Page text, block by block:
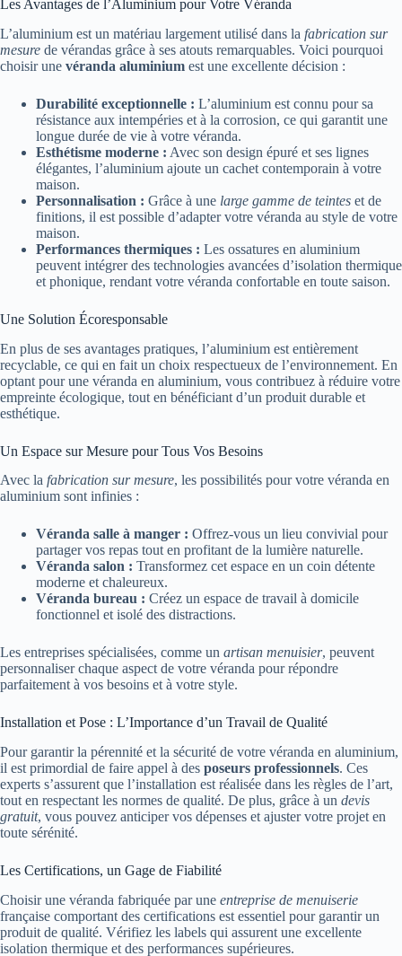
Les Avantages de l’Aluminium pour Votre Véranda
L’aluminium est un matériau largement utilisé dans la fabrication sur
mesure de vérandas grâce à ses atouts remarquables. Voici pourquoi
choisir une véranda aluminium est une excellente décision :
Durabilité exceptionnelle : L’aluminium est connu pour sa
résistance aux intempéries et à la corrosion, ce qui garantit une
longue durée de vie à votre véranda.
Esthétisme moderne : Avec son design épuré et ses lignes
élégantes, l’aluminium ajoute un cachet contemporain à votre
maison.
Personnalisation : Grâce à une large gamme de teintes et de
finitions, il est possible d’adapter votre véranda au style de votre
maison.
Performances thermiques : Les ossatures en aluminium
peuvent intégrer des technologies avancées d’isolation thermique
et phonique, rendant votre véranda confortable en toute saison.
Une Solution Écoresponsable
En plus de ses avantages pratiques, l’aluminium est entièrement
recyclable, ce qui en fait un choix respectueux de l’environnement. En
optant pour une véranda en aluminium, vous contribuez à réduire votre
empreinte écologique, tout en bénéficiant d’un produit durable et
esthétique.
Un Espace sur Mesure pour Tous Vos Besoins
Avec la fabrication sur mesure, les possibilités pour votre véranda en
aluminium sont infinies :
Véranda salle à manger : Offrez-vous un lieu convivial pour
partager vos repas tout en profitant de la lumière naturelle.
Véranda salon : Transformez cet espace en un coin détente
moderne et chaleureux.
Véranda bureau : Créez un espace de travail à domicile
fonctionnel et isolé des distractions.
Les entreprises spécialisées, comme un artisan menuisier, peuvent
personnaliser chaque aspect de votre véranda pour répondre
parfaitement à vos besoins et à votre style.
Installation et Pose : L’Importance d’un Travail de Qualité
Pour garantir la pérennité et la sécurité de votre véranda en aluminium,
il est primordial de faire appel à des poseurs professionnels. Ces
experts s’assurent que l’installation est réalisée dans les règles de l’art,
tout en respectant les normes de qualité. De plus, grâce à un devis
gratuit, vous pouvez anticiper vos dépenses et ajuster votre projet en
toute sérénité.
Les Certifications, un Gage de Fiabilité
Choisir une véranda fabriquée par une entreprise de menuiserie
française comportant des certifications est essentiel pour garantir un
produit de qualité. Vérifiez les labels qui assurent une excellente
isolation thermique et des performances supérieures.